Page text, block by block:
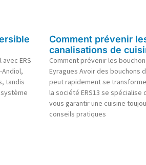
ERS
tandis
Comment prévenir
canalisations de
Comment prévenir les
Eyragues Avoir des bouchons
peut rapidement se
la société ERS13 se
vous garantir une cuisine
conseils pratiques